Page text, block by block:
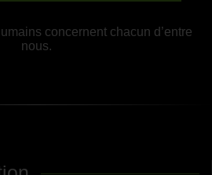
concernent chacun d’entre
nous.